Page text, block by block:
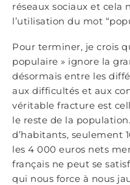
réseaux sociaux et cela
l’utilisation du mot
Pour terminer, je crois
populaire » ignore la
désormais entre les
aux difficultés et aux
véritable fracture est
le reste de la
d’habitants, seulement
les 4 000 euros nets
français ne peut se
qui nous force à nous